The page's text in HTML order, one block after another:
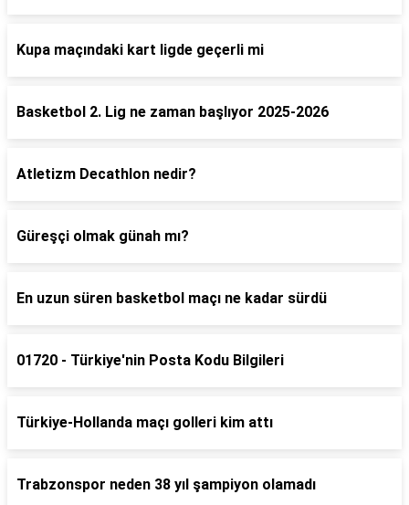
Kupa maçındaki kart ligde geçerli mi
Basketbol 2. Lig ne zaman başlıyor 2025-2026
Atletizm Decathlon nedir?
Güreşçi olmak günah mı?
En uzun süren basketbol maçı ne kadar sürdü
01720 - Türkiye'nin Posta Kodu Bilgileri
Türkiye-Hollanda maçı golleri kim attı
Trabzonspor neden 38 yıl şampiyon olamadı